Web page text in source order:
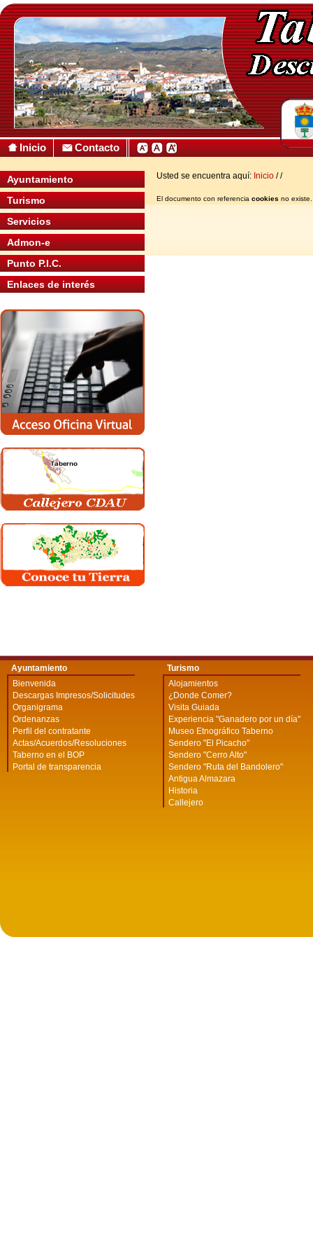
Inicio Contacto
Ayuntamiento
Turismo
Servicios
Admon-e
Punto P.I.C.
Enlaces de interés
Usted se encuentra aquí: Inicio //
El documento con referencia cookies no existe.
Ayuntamiento
Bienvenida
Descargas Impresos/Solicitudes
Organigrama
Ordenanzas
Perfil del contratante
Actas/Acuerdos/Resoluciones
Taberno en el BOP
Portal de transparencia
Turismo
Alojamientos
¿Donde Comer?
Visita Guiada
Experiencia "Ganadero por un día"
Museo Etnográfico Taberno
Sendero "El Picacho"
Sendero "Cerro Alto"
Sendero "Ruta del Bandolero"
Antigua Almazara
Historia
Callejero